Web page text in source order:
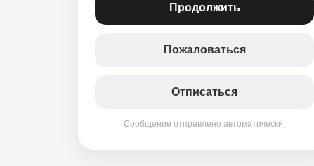
Продолжить
Пожаловаться
Отписаться
Сообщение отправлено автоматически.